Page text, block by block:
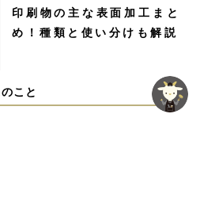
印刷物の主な表面加工まと
め！種類と使い分けも解説
こと